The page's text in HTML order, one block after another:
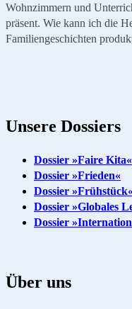
Wohnzimmern und
präsent. Wie kann ich die
Familiengeschichten
Unsere Dossiers
Dossier »Faire Kita«
Dossier »Frieden«
Dossier
Dossier »Globales
Dossier
Über uns